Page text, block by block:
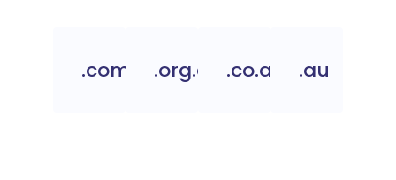
.com.au.org.au .co.au .au